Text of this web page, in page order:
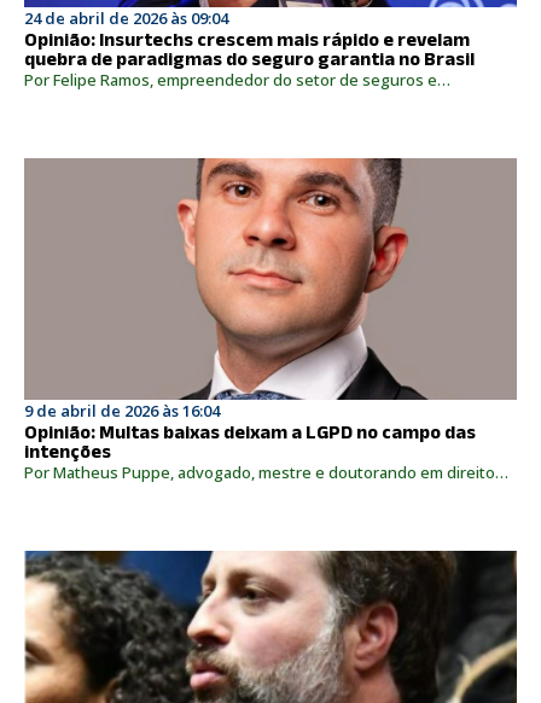
24 de abril de 2026 às 09:04
Opinião: Insurtechs crescem mais rápido e revelam
quebra de paradigmas do seguro garantia no Brasil
Por Felipe Ramos, empreendedor do setor de seguros e…
9 de abril de 2026 às 16:04
Opinião: Multas baixas deixam a LGPD no campo das
intenções
Por Matheus Puppe, advogado, mestre e doutorando em direito…